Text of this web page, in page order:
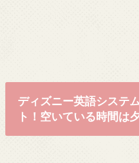
ディズニー英語システ
ト！空いている時間は